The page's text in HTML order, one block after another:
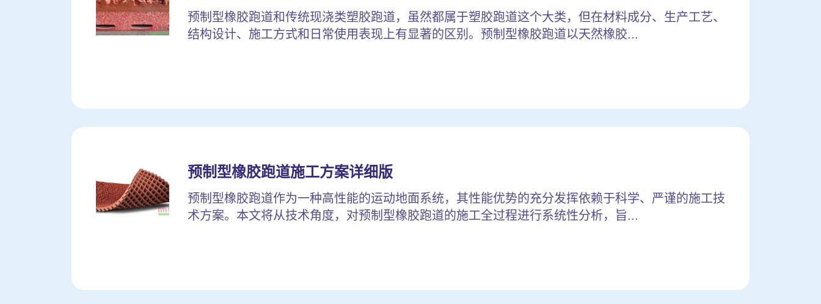
预制型橡胶跑道和传统现浇类塑胶跑道，虽然都属于塑胶跑道这个大类，但在材料成分、生产工艺、
结构设计、施工方式和日常使用表现上有显著的区别。预制型橡胶跑道以天然橡胶...
预制型橡胶跑道施工方案详细版
预制型橡胶跑道作为一种高性能的运动地面系统，其性能优势的充分发挥依赖于科学、严谨的施工技
术方案。本文将从技术角度，对预制型橡胶跑道的施工全过程进行系统性分析，旨...